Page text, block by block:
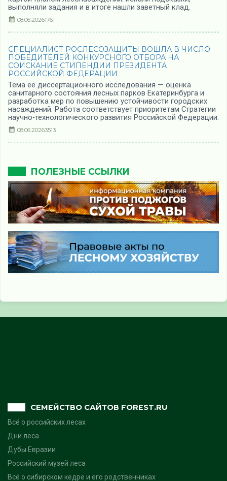
выполняли задания и в итоге нашли заветный клад.
08.06.20261761
СПЕЦИАЛИСТ РОСЛЕСОЗАЩИТЫ ВОШЛА В ЧИСЛО
ПОБЕДИТЕЛЕЙ КОНКУРСНОГО ОТБОРА НА
СОИСКАНИЕ СТИПЕНДИИ ПРЕЗИДЕНТА
РОССИЙСКОЙ ФЕДЕРАЦИИ
Тема её диссертационного исследования — оценка
санитарного состояния лесных парков Екатеринбурга и
разработка мер по повышению устойчивости городских
насаждений. Работа соответствует приоритетам Стратегии
научно‑технологического развития Российской Федерации.
08.06.20263513
ПОЛЕЗНЫЕ ССЫЛКИ
СЕМЕЙСТВО САЙТОВ FOREST.RU
Всё о российских лесах
Дни леса
Дубы Евразии
Российский музей леса
Всё о сибирском кедре и его родственниках